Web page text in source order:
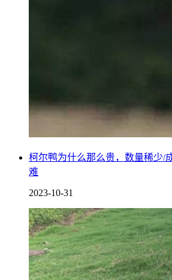
柯尔鸭为什么那么贵，数量稀少/
难
2023-10-31